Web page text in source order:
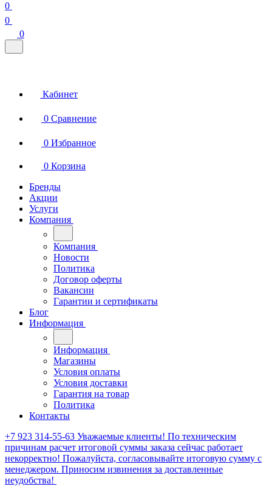
0
0
0
Кабинет
0 Сравнение
0 Избранное
0 Корзина
Бренды
Акции
Услуги
Компания
Компания
Новости
Политика
Договор оферты
Вакансии
Гарантии и сертификаты
Блог
Информация
Информация
Магазины
Условия оплаты
Условия доставки
Гарантия на товар
Политика
Контакты
+7 923 314-55-63 Уважаемые клиенты! По техническим
причинам расчет итоговой суммы заказа сейчас работает
некорректно! Пожалуйста, согласовывайте итоговую сумму с
менеджером. Приносим извинения за доставленные
неудобства!